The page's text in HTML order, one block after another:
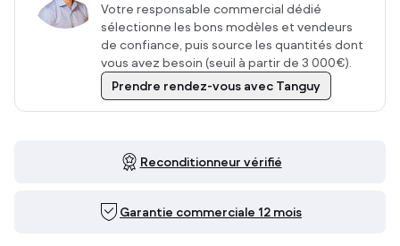
Votre responsable commercial dédié
sélectionne les bons modèles et vendeurs
de confiance, puis source les quantités dont
vous avez besoin (seuil à partir de 3 000€).
Prendre rendez-vous avec Tanguy
Reconditionneur vérifié
Garantie commerciale 12 mois